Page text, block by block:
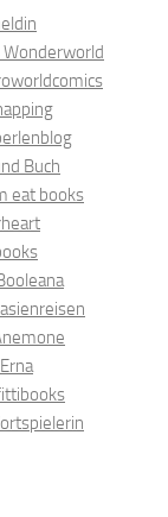
Wonderworld
Buch
eat books